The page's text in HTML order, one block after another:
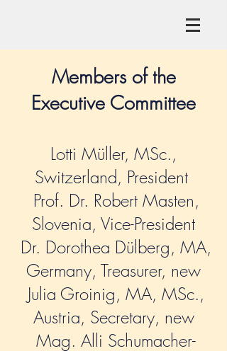
Members of the
Executive Committee
Lotti Müller, MSc.,
Switzerland, President
Prof. Dr. Robert Masten,
Slovenia, Vice-President
Dr. Dorothea Dülberg, MA,
Germany, Treasurer, new
Julia Groinig, MA, MSc.,
Austria, Secretary, new
Mag. Alli Schumacher-